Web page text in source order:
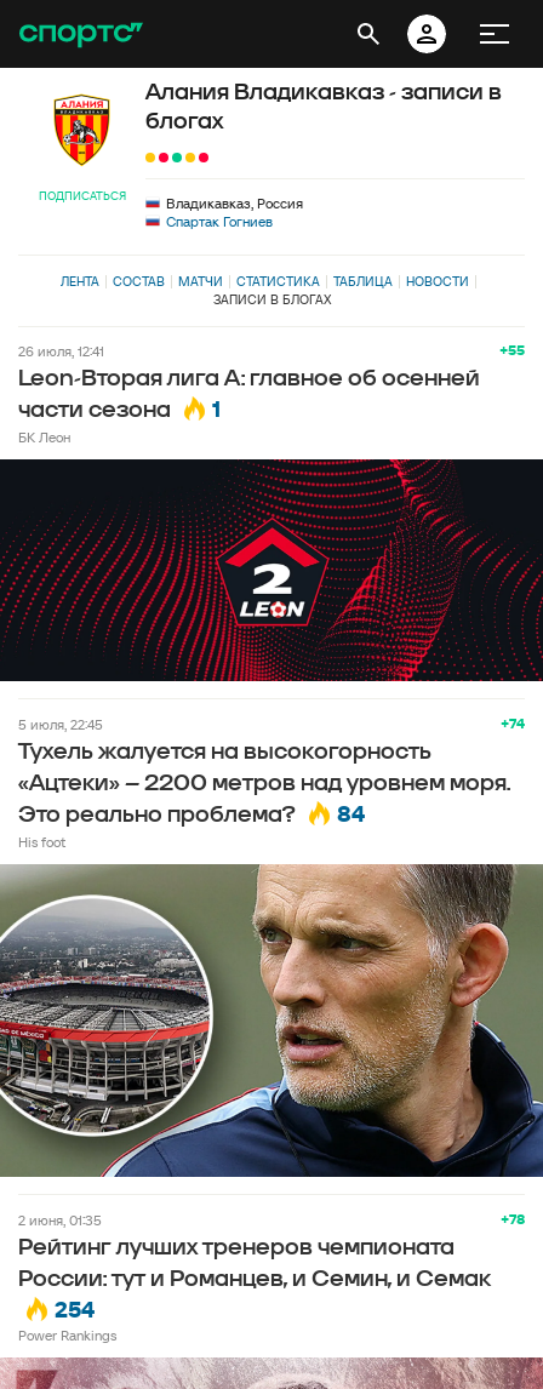
ПОДПИСАТЬСЯ
Алания Владикавказ - записи в
блогах
Владикавказ, Россия
Спартак Гогниев
ЛЕНТА СОСТАВ МАТЧИ СТАТИСТИКА ТАБЛИЦА
НОВОСТИ
ЗАПИСИ В БЛОГАХ
+55
26 июля, 12:41
Leon-Вторая лига А: главное об осенней
части сезона
1
БК Леон
+74
5 июля, 22:45
Тухель жалуется на высокогорность
«Ацтеки» – 2200 метров над уровнем моря.
Это реально проблема?
84
His foot
+78
2 июня, 01:35
Рейтинг лучших тренеров чемпионата
России: тут и Романцев, и Семин, и Семак
254
Power Rankings